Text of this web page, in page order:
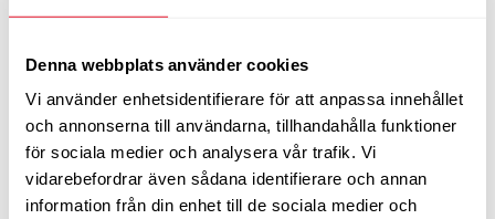
Denna webbplats använder cookies
Vi använder enhetsidentifierare för att anpassa innehållet
och annonserna till användarna, tillhandahålla funktioner
för sociala medier och analysera vår trafik. Vi
vidarebefordrar även sådana identifierare och annan
information från din enhet till de sociala medier och
Tum
Bel.index
A B 72
Energimärkning
1 690kr/st